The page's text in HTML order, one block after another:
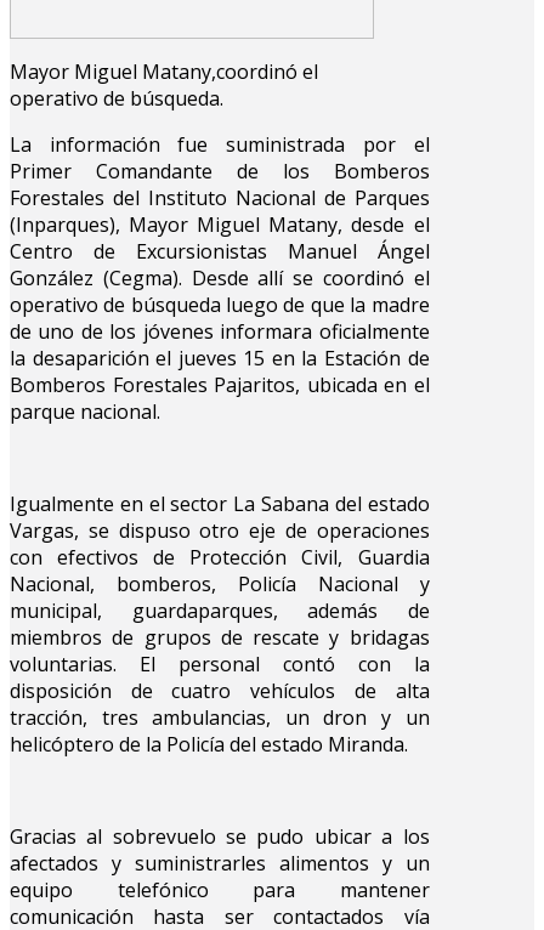
Mayor Miguel Matany,coordinó el
operativo de búsqueda.
La información fue suministrada por el
Primer Comandante de los Bomberos
Forestales del Instituto Nacional de Parques
(Inparques), Mayor Miguel Matany, desde el
Centro de Excursionistas Manuel Ángel
González (Cegma). Desde allí se coordinó el
operativo de búsqueda luego de que la madre
de uno de los jóvenes informara oficialmente
la desaparición el jueves 15 en la Estación de
Bomberos Forestales Pajaritos, ubicada en el
parque nacional.
Igualmente en el sector La Sabana del estado
Vargas, se dispuso otro eje de operaciones
con efectivos de Protección Civil, Guardia
Nacional, bomberos, Policía Nacional y
municipal, guardaparques, además de
miembros de grupos de rescate y bridagas
voluntarias. El personal contó con la
disposición de cuatro vehículos de alta
tracción, tres ambulancias, un dron y un
helicóptero de la Policía del estado Miranda.
Gracias al sobrevuelo se pudo ubicar a los
afectados y suministrarles alimentos y un
equipo telefónico para mantener
comunicación hasta ser contactados vía